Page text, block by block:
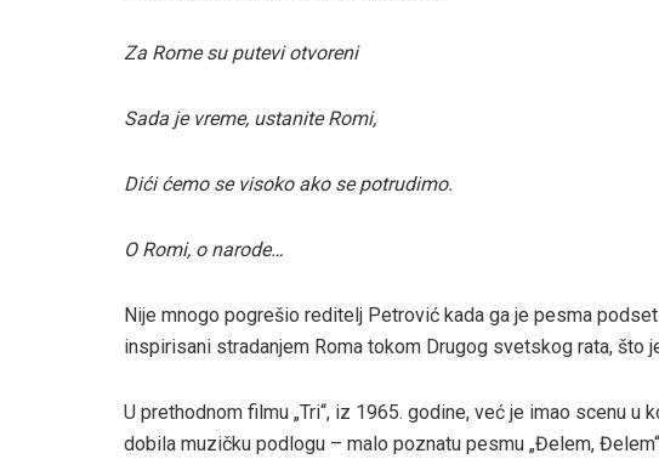
Za Rome su putevi otvoreni
Sada je vreme, ustanite Romi,
Dići ćemo se visoko ako se potrudimo.
O Romi, o narode…
Nije mnogo pogrešio reditelj Petrović kada ga je pesma
inspirisani stradanjem Roma tokom Drugog svetskog rata, što
U prethodnom filmu „Tri“, iz 1965. godine, već je imao scenu u
dobila muzičku podlogu – malo poznatu pesmu „Đelem,